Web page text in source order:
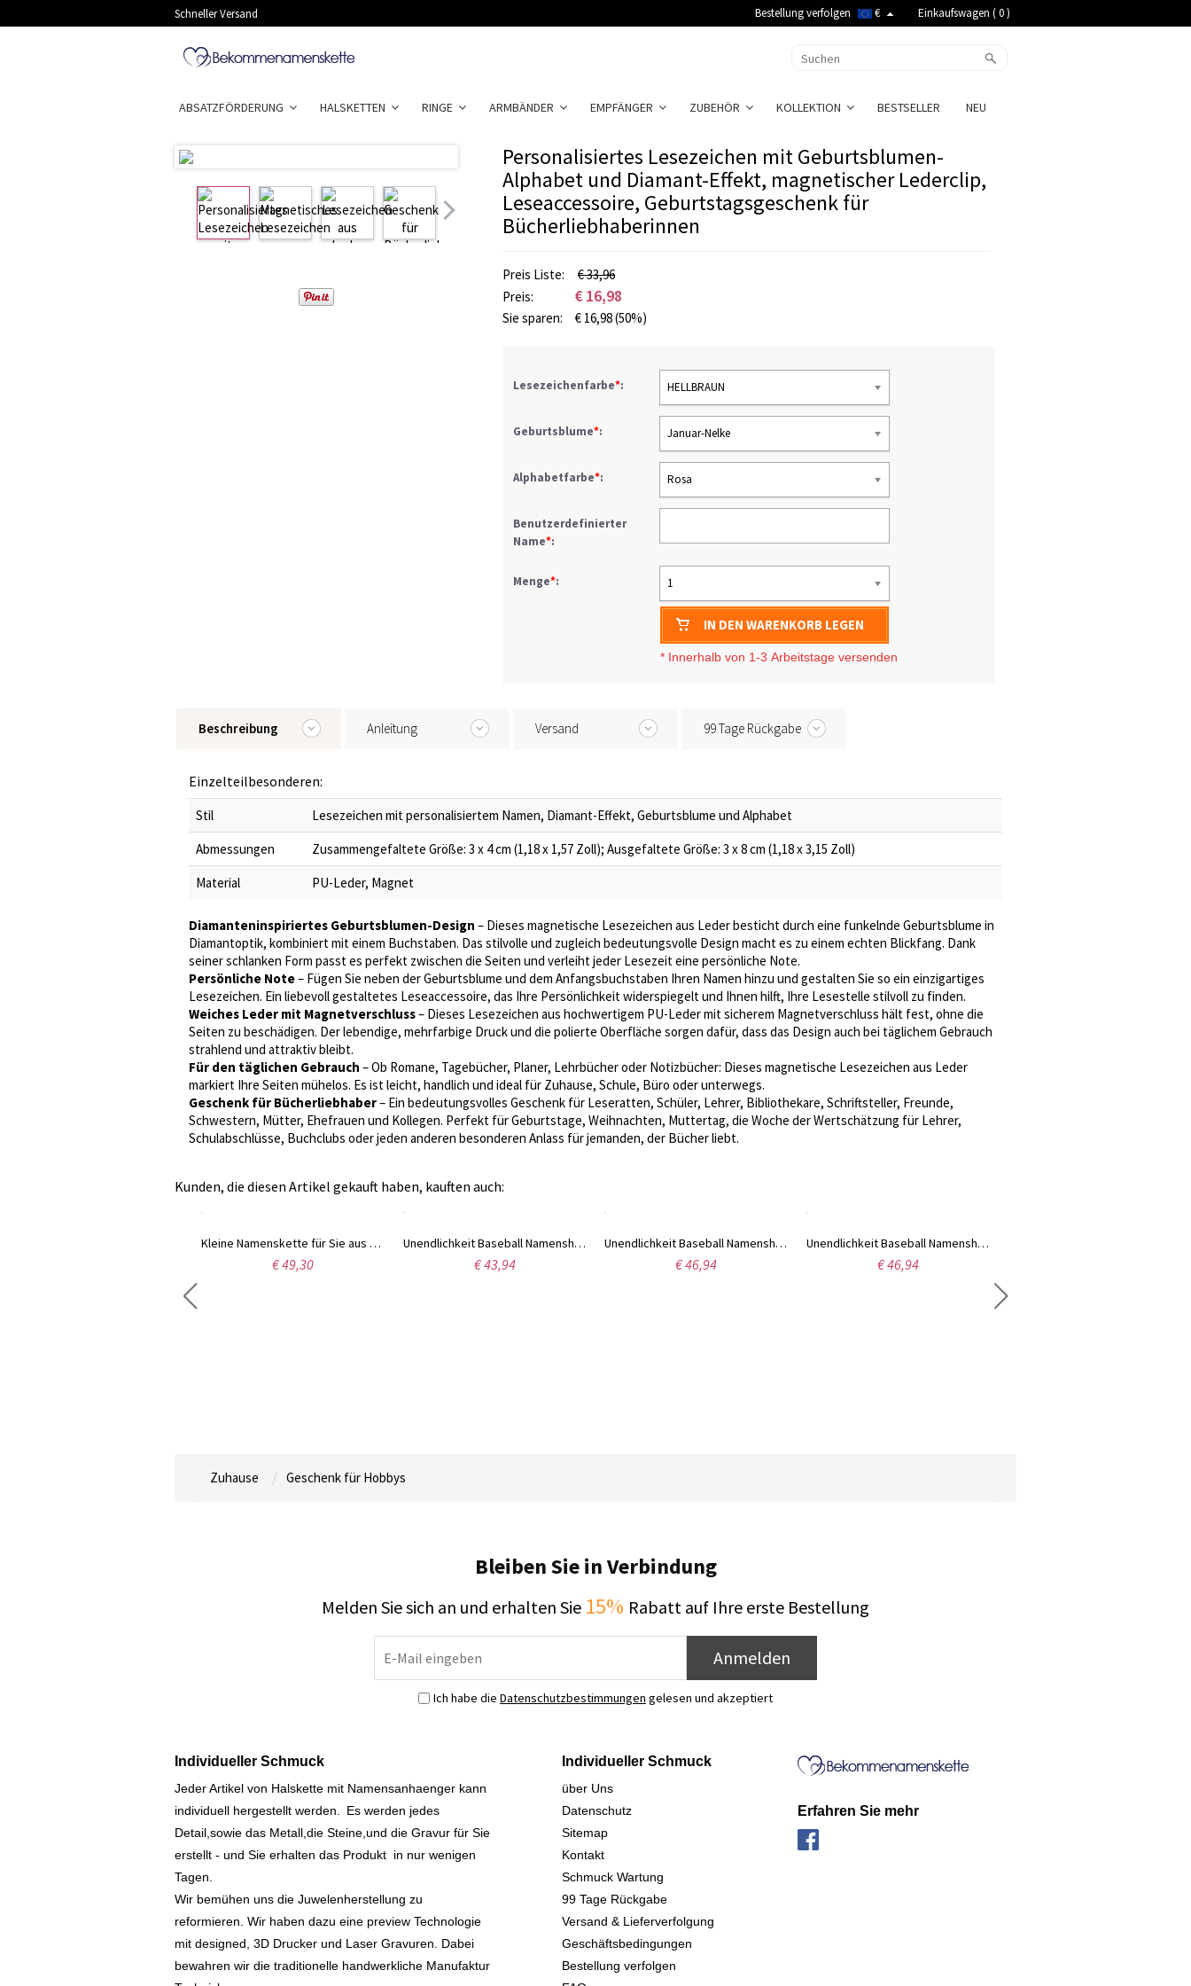
Schneller Versand Bestellung verfolgen € Einkaufswagen (0)
ABSATZFÖRDERUNG HALSKETTEN RINGE ARMBÄNDER EMPFÄNGER ZUBEHÖR KOLLEKTION BESTSELLER NEU
Personalisiertes Lesezeichen mit Geburtsblumen-
Alphabet und Diamant-Effekt, magnetischer Lederclip,
Leseaccessoire, Geburtstagsgeschenk für
Bücherliebhaberinnen
Preis Liste:
€ 33,96
Preis:
€ 16,98
Sie sparen: € 16,98(50%)
Lesezeichenfarbe*: HELLBRAUN
Geburtsblume*: Januar-Nelke
Alphabetfarbe*: Rosa
Benutzerdefinierter
Name*:
Menge*: 1
IN DEN WARENKORB LEGEN
* Innerhalb von 1-3 Arbeitstage versenden
Beschreibung Anleitung Versand 99 Tage Rückgabe
Einzelteilbesonderen:
Stil
Lesezeichen mit personalisiertem Namen, Diamant-Effekt, Geburtsblume und Alphabet
Abmessungen
Zusammengefaltete Größe: 3 x 4 cm (1,18 x 1,57 Zoll); Ausgefaltete Größe: 3 x 8 cm (1,18 x 3,15 Zoll)
Material
PU-Leder, Magnet
Diamanteninspiriertes Geburtsblumen-Design – Dieses magnetische Lesezeichen aus Leder besticht durch eine funkelnde Geburtsblume in
Diamantoptik, kombiniert mit einem Buchstaben. Das stilvolle und zugleich bedeutungsvolle Design macht es zu einem echten Blickfang. Dank
seiner schlanken Form passt es perfekt zwischen die Seiten und verleiht jeder Lesezeit eine persönliche Note.
Persönliche Note– Fügen Sie neben der Geburtsblume und dem Anfangsbuchstaben Ihren Namen hinzu und gestalten Sie so ein einzigartiges
Lesezeichen. Ein liebevoll gestaltetes Leseaccessoire, das Ihre Persönlichkeit widerspiegelt und Ihnen hilft, Ihre Lesestelle stilvoll zu finden.
Weiches Leder mit Magnetverschluss– Dieses Lesezeichen aus hochwertigem PU-Leder mit sicherem Magnetverschluss hält fest, ohne die
Seiten zu beschädigen. Der lebendige, mehrfarbige Druck und die polierte Oberfläche sorgen dafür, dass das Design auch bei täglichem Gebrauch
strahlend und attraktiv bleibt.
Für den täglichen Gebrauch – Ob Romane, Tagebücher, Planer, Lehrbücher oder Notizbücher: Dieses magnetische Lesezeichen aus Leder
markiert Ihre Seiten mühelos. Es ist leicht, handlich und ideal für Zuhause, Schule, Büro oder unterwegs.
Geschenk für Bücherliebhaber– Ein bedeutungsvolles Geschenk für Leseratten, Schüler, Lehrer, Bibliothekare, Schriftsteller, Freunde,
Schwestern, Mütter, Ehefrauen und Kollegen. Perfekt für Geburtstage, Weihnachten, Muttertag, die Woche der Wertschätzung für Lehrer,
Schulabschlüsse, Buchclubs oder jeden anderen besonderen Anlass für jemanden, der Bücher liebt.
Kunden, die diesen Artikel gekauft haben, kauften auch:
Kleine Namenskette für Sie aus Sterlingsilber
€ 49,30
Unendlichkeit Baseball Namenshalskette Sterling Silber
€ 43,94
Unendlichkeit Baseball Namenshalskette Rosa Gold
€ 46,94
Unendlichkeit Baseball Namenshalskette Gold überzogen
€ 46,94
Zuhause Geschenk für Hobbys
Bleiben Sie in Verbindung
Melden Sie sich an und erhalten Sie 15% Rabatt auf Ihre erste Bestellung
Anmelden
Ich habe die Datenschutzbestimmungen gelesen und akzeptiert
Individueller Schmuck
Jeder Artikel von Halskette mit Namensanhaenger kann
individuell hergestellt werden.
Es werden jedes
Detail,sowie das Metall,die Steine,und die Gravur für Sie
erstellt - und Sie erhalten das Produkt in nur wenigen
Tagen.
Wir bemühen uns die Juwelenherstellung zu
reformieren. Wir haben dazu eine preview Technologie
mit designed, 3D Drucker und Laser Gravuren. Dabei
bewahren wir die traditionelle handwerkliche Manufaktur
Individueller Schmuck
über Uns
Datenschutz
Sitemap
Kontakt
Schmuck Wartung
99 Tage Rückgabe
Versand & Lieferverfolgung
Geschäftsbedingungen
Bestellung verfolgen
Erfahren Sie mehr